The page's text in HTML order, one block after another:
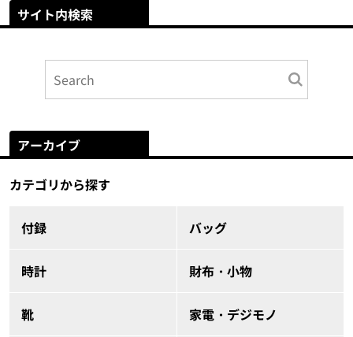
サイト内検索
アーカイブ
カテゴリから探す
付録 バッグ
時計 財布・小物
靴 家電・デジモノ